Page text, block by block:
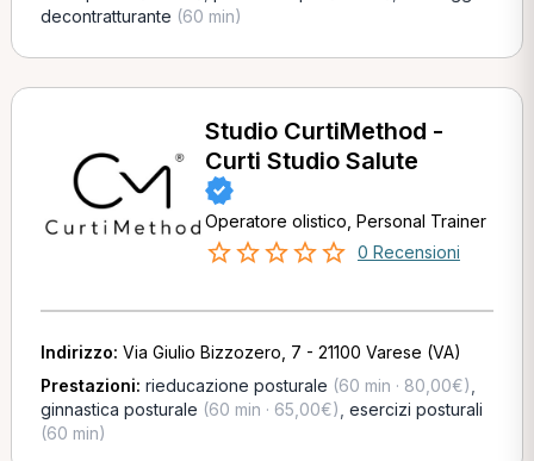
decontratturante (60 min)
Studio CurtiMethod -
Curti Studio Salute
Operatore olistico, Personal Trainer
0 Recensioni
Indirizzo: Via Giulio Bizzozero, 7 - 21100 Varese (VA)
Prestazioni: rieducazione posturale (60 min · 80,00€)
ginnastica posturale (60 min · 65,00€) esercizi posturali
(60 min)